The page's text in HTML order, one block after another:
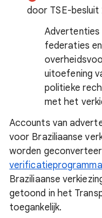
door TSE-besluit
Advertenties
federaties
uitoefening
politieke
met het
Accounts van
voor Braziliaanse
worden
Braziliaanse
getoond in het
toegankelijk.